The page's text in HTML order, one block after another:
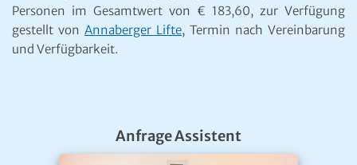
Personen im Gesamtwert von € 183,60, zur Verfügung
gestellt von Annaberger Lifte, Termin nach Vereinbarung
und Verfügbarkeit.
Anfrage Assistent